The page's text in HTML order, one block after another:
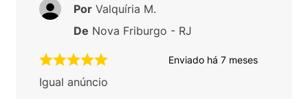
Enviado há 7 meses
Igual anúncio
Por Valquíria M.
De Nova Friburgo - RJ